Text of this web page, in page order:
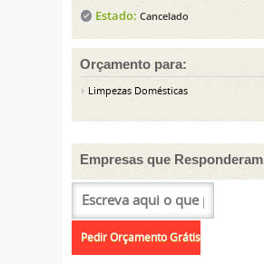
Estado: Cancelado
Orçamento para:
Limpezas Domésticas
Empresas que Responderam